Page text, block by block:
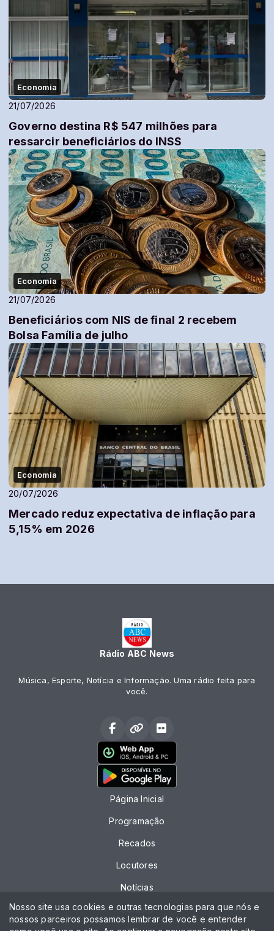
Economia
21/07/2026
Governo destina R$ 547 milhões para
ressarcir beneficiários do INSS
Economia
21/07/2026
Beneficiários com NIS de final 2 recebem
Bolsa Família de julho
Economia
20/07/2026
Mercado reduz expectativa de inflação para
5,15% em 2026
Rádio ABC News
Música, Esporte, Notícia e Informação. Uma rádio feita para
você.
Página Inicial
Programação
Recados
Locutores
Notícias
Contato
Nosso site usa cookies e outras tecnologias para que nós e
nossos parceiros possamos lembrar de você e entender